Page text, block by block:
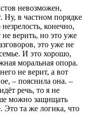
невозможен,
Ну, в частном порядке
конечно,
верить, но это уже
это уже не
И это хорошо,
моральная опора.
не верит, а вот
– пояснила она. –
речь, то я не
можно защищать
Это та же логика, что